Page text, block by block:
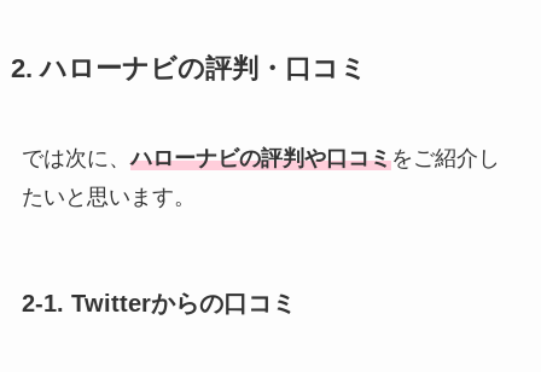
2. ハローナビの評判・口コミ
では次に、ハローナビの評判や口コミをご紹介し
たいと思います。
2-1. Twitterからの口コミ